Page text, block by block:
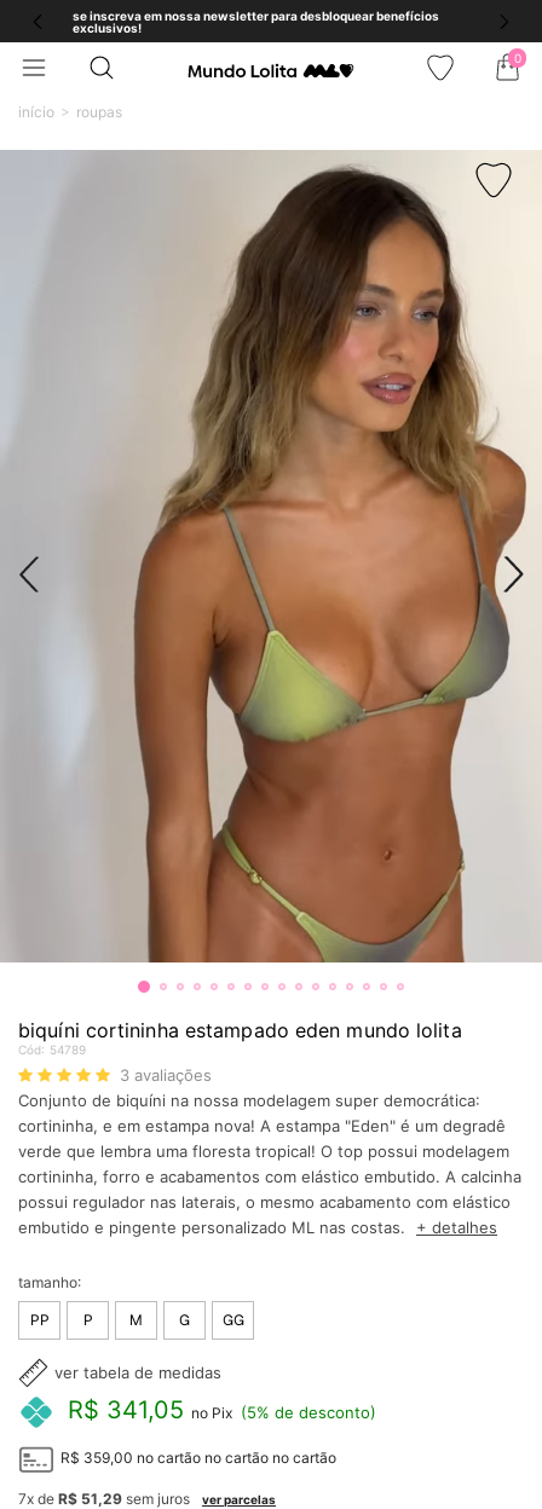
se inscreva em nossa newsletter para desbloquear benefícios
exclusivos!
0
início roupas
biquíni cortininha estampado eden mundo lolita
Cód: 54789
3 avaliações
Conjunto de biquíni na nossa modelagem super democrática:
cortininha, e em estampa nova! A estampa "Eden" é um degradê
verde que lembra uma floresta tropical! O top possui modelagem
cortininha, forro e acabamentos com elástico embutido. A calcinha
possui regulador nas laterais, o mesmo acabamento com elástico
embutido e pingente personalizado ML nas costas.
+ detalhes
tamanho:
PP P M G GG
ver tabela de medidas
R$ 341,05 no Pix (5% de desconto)
R$ 359,00 no cartão no cartão no cartão
7x de R$ 51,29 sem juros ver parcelas